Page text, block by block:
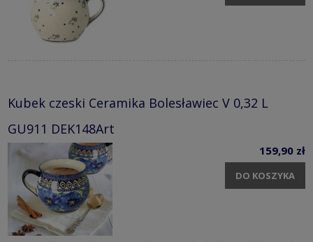
Kubek czeski Ceramika Bolesławiec V 0,32 L
GU911 DEK148Art
159,90 zł
DO KOSZYKA